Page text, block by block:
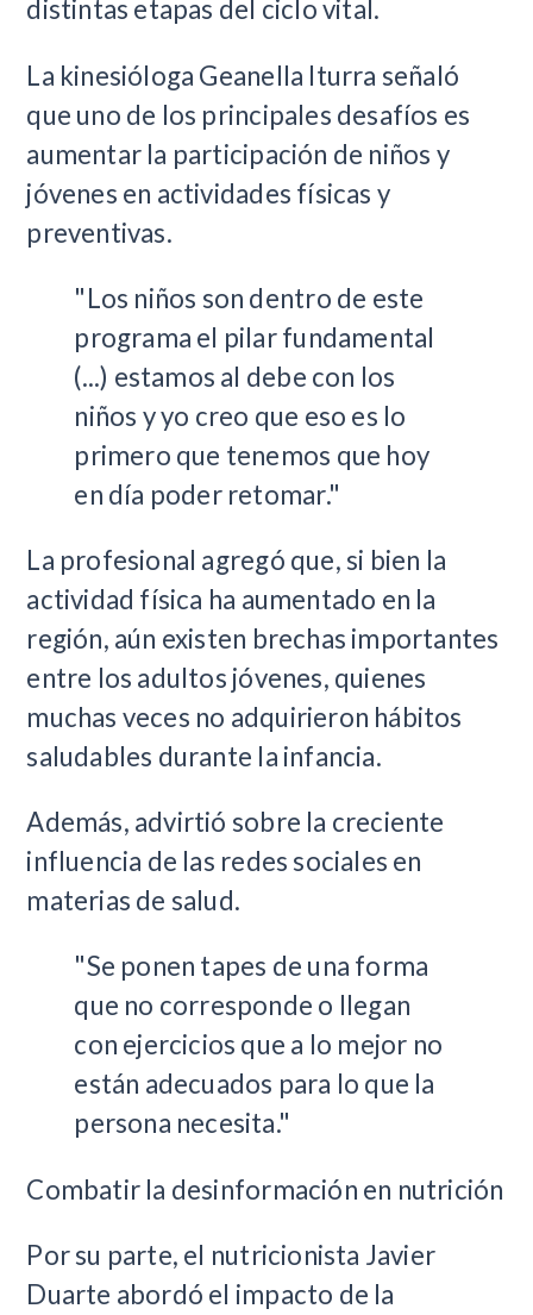
distintas etapas del ciclo vital.
La kinesióloga Geanella Iturra señaló
que uno de los principales desafíos es
aumentar la participación de niños y
jóvenes en actividades físicas y
preventivas.
"Los niños son dentro de este
programa el pilar fundamental
(...) estamos al debe con los
niños y yo creo que eso es lo
primero que tenemos que hoy
en día poder retomar."
La profesional agregó que, si bien la
actividad física ha aumentado en la
región, aún existen brechas importantes
entre los adultos jóvenes, quienes
muchas veces no adquirieron hábitos
saludables durante la infancia.
Además, advirtió sobre la creciente
influencia de las redes sociales en
materias de salud.
"Se ponen tapes de una forma
que no corresponde o llegan
con ejercicios que a lo mejor no
están adecuados para lo que la
persona necesita."
Combatir la desinformación en nutrición
Por su parte, el nutricionista Javier
Duarte abordó el impacto de la